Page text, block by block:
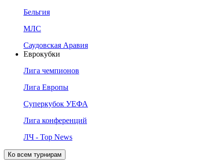
Бельгия
МЛС
Саудовская Аравия
Еврокубки
Лига чемпионов
Лига Европы
Суперкубок УЕФА
Лига конференций
ЛЧ - Top News
Ко всем турнирам